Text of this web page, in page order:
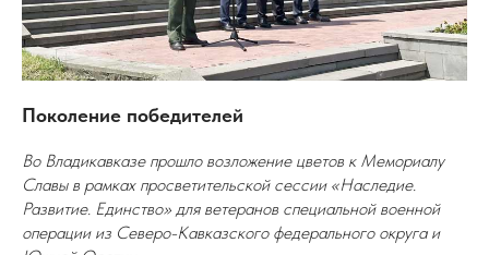
Поколение победителей
Во Владикавказе прошло возложение цветов к Мемориалу
Славы в рамках просветительской сессии «Наследие.
Развитие. Единство» для ветеранов специальной военной
операции из Северо-Кавказского федерального округа и